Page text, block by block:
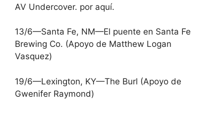
AV Undercover. por aquí.
13/6—Santa Fe, NM—El puente en Santa Fe
Brewing Co. (Apoyo de Matthew Logan
Vasquez)
19/6—Lexington, KY—The Burl (Apoyo de
Gwenifer Raymond)